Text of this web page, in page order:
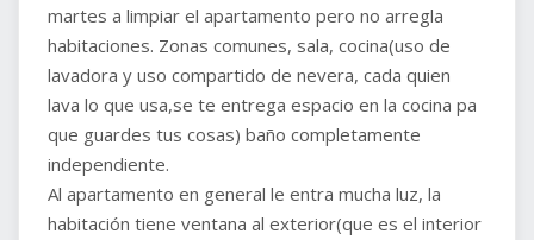
martes a limpiar el apartamento pero no arregla
habitaciones. Zonas comunes, sala, cocina(uso de
lavadora y uso compartido de nevera, cada quien
lava lo que usa,se te entrega espacio en la cocina pa
que guardes tus cosas) baño completamente
independiente.
Al apartamento en general le entra mucha luz, la
habitación tiene ventana al exterior(que es el interior